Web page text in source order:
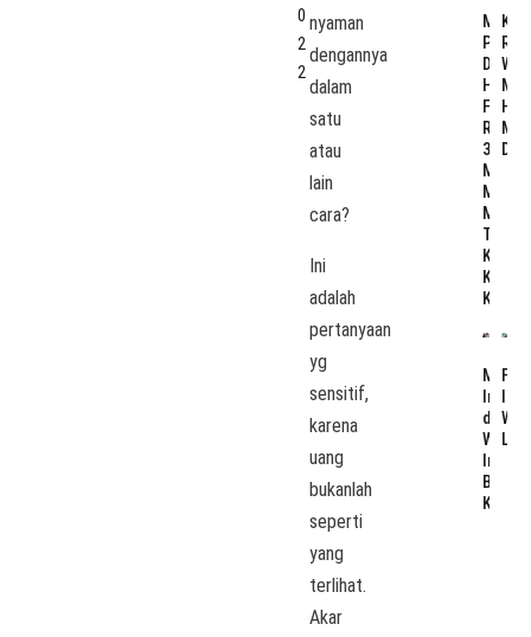
0
2
2
nyaman
dengannya
dalam
satu
atau
lain
cara?
Ini
adalah
pertanyaan
yg
sensitif,
karena
uang
bukanlah
seperti
yang
terlihat.
Akar
Honor
Fiktif
Rp
36
Miliar:
Tata
Kelola
Kukar
Iran,
dan
Bung
Karno